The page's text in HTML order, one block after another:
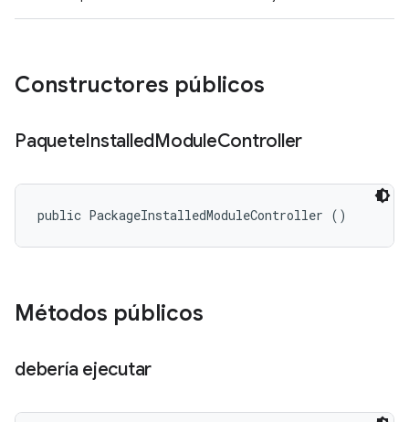
Constructores públicos
PaqueteInstalledModuleController
public PackageInstalledModuleController ()
Métodos públicos
debería ejecutar